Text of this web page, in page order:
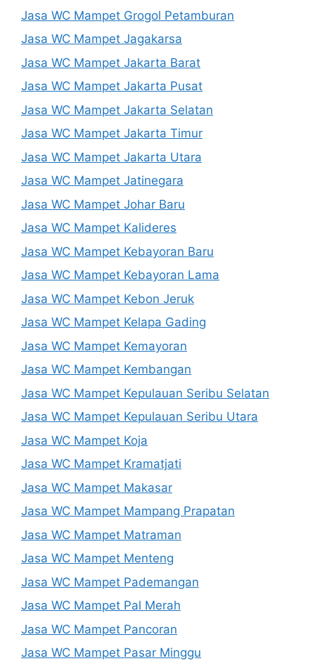
Jasa WC Mampet Grogol Petamburan
Jasa WC Mampet Jagakarsa
Jasa WC Mampet Jakarta Barat
Jasa WC Mampet Jakarta Pusat
Jasa WC Mampet Jakarta Selatan
Jasa WC Mampet Jakarta Timur
Jasa WC Mampet Jakarta Utara
Jasa WC Mampet Jatinegara
Jasa WC Mampet Johar Baru
Jasa WC Mampet Kalideres
Jasa WC Mampet Kebayoran Baru
Jasa WC Mampet Kebayoran Lama
Jasa WC Mampet Kebon Jeruk
Jasa WC Mampet Kelapa Gading
Jasa WC Mampet Kemayoran
Jasa WC Mampet Kembangan
Jasa WC Mampet Kepulauan Seribu Selatan
Jasa WC Mampet Kepulauan Seribu Utara
Jasa WC Mampet Koja
Jasa WC Mampet Kramatjati
Jasa WC Mampet Makasar
Jasa WC Mampet Mampang Prapatan
Jasa WC Mampet Matraman
Jasa WC Mampet Menteng
Jasa WC Mampet Pademangan
Jasa WC Mampet Pal Merah
Jasa WC Mampet Pancoran
Jasa WC Mampet Pasar Minggu